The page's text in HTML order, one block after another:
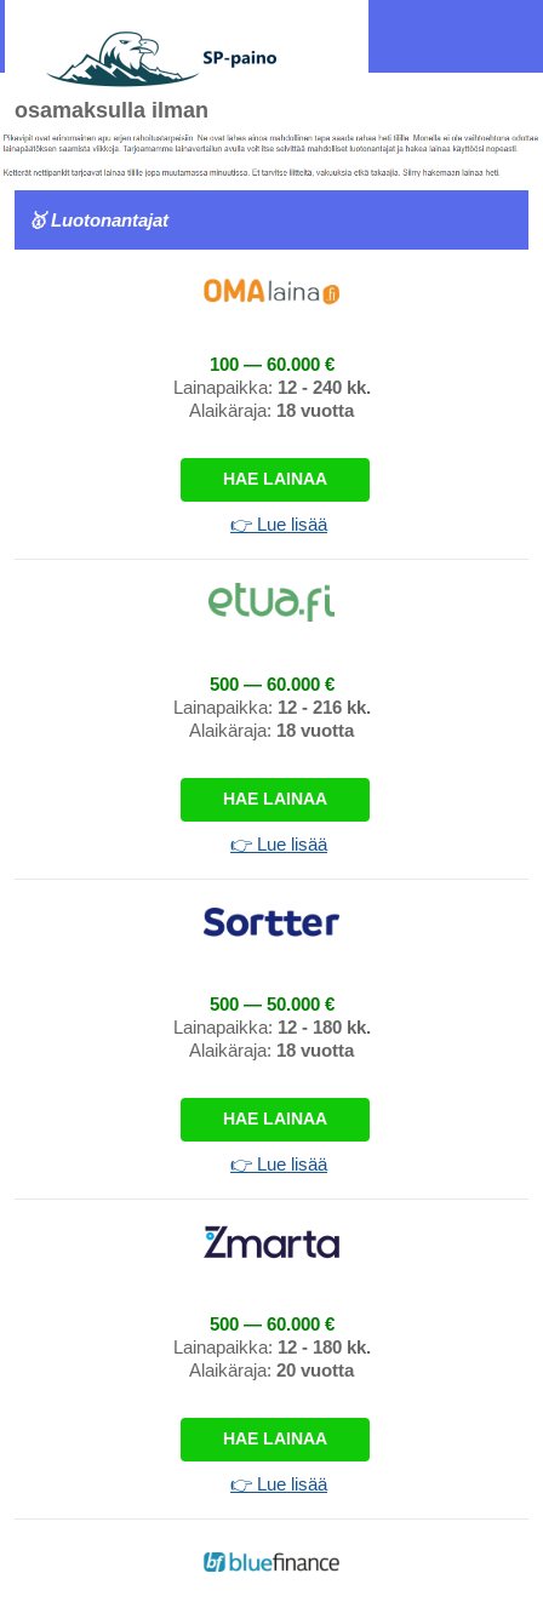
osamaksulla ilman
🥇 Luotonantajat
100 — 60.000 €
Lainapaikka: 12 - 240 kk.
Alaikäraja: 18 vuotta
HAE LAINAA
👉 Lue lisää
500 — 60.000 €
Lainapaikka: 12 - 216 kk.
Alaikäraja: 18 vuotta
HAE LAINAA
👉 Lue lisää
500 — 50.000 €
Lainapaikka: 12 - 180 kk.
Alaikäraja: 18 vuotta
HAE LAINAA
👉 Lue lisää
500 — 60.000 €
Lainapaikka: 12 - 180 kk.
Alaikäraja: 20 vuotta
HAE LAINAA
👉 Lue lisää